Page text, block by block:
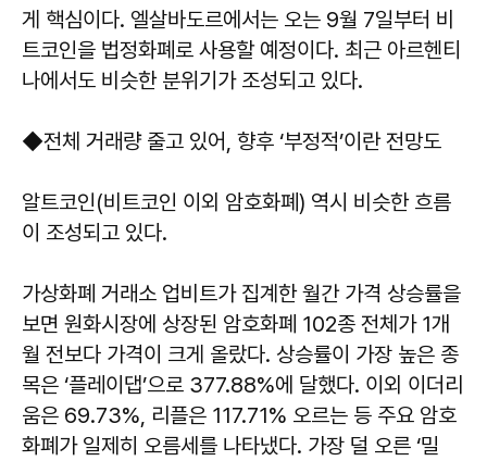
게 핵심이다. 엘살바도르에서는 오는 9월 7일부터 비
트코인을 법정화폐로 사용할 예정이다. 최근 아르헨티
나에서도 비슷한 분위기가 조성되고 있다.
◆전체 거래량 줄고 있어, 향후 ‘부정적’이란 전망도
알트코인(비트코인 이외 암호화폐) 역시 비슷한 흐름
이 조성되고 있다.
가상화폐 거래소 업비트가 집계한 월간 가격 상승률을
보면 원화시장에 상장된 암호화폐 102종 전체가 1개
월 전보다 가격이 크게 올랐다. 상승률이 가장 높은 종
목은 ‘플레이댑’으로 377.88%에 달했다. 이외 이더리
움은 69.73%, 리플은 117.71% 오르는 등 주요 암호
화폐가 일제히 오름세를 나타냈다. 가장 덜 오른 ‘밀